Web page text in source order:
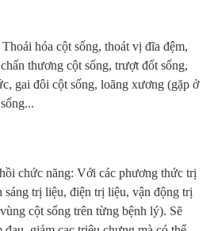
Thoái hóa cột sống, thoát vị đĩa đệm,
thương cột sống, trượt đốt sống,
gai đôi cột sống, loãng xương (gặp ở
chức năng: Với các phương thức trị
trị liệu, điện trị liệu, vận động trị
cột sống trên từng bệnh lý). Sẽ